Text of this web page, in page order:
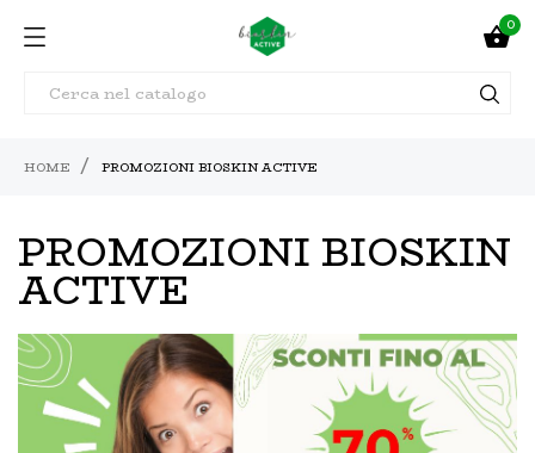
0
HOME PROMOZIONI BIOSKIN ACTIVE
PROMOZIONI BIOSKIN
ACTIVE